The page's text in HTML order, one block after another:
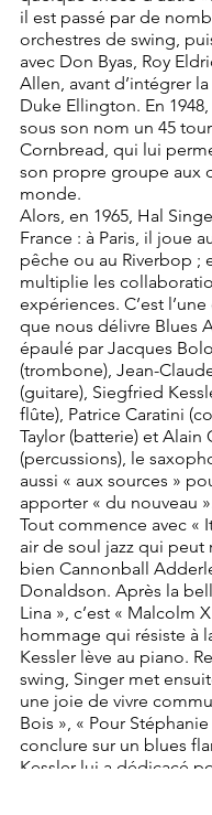
il est passé par de
orchestres de swing,
avec Don Byas, Roy
Allen, avant d’intégrer
Duke Ellington. En
sous son nom un 45
Cornbread, qui lui
son propre groupe aux
monde.
Alors, en 1965, Hal
France : à Paris, il joue
pêche ou au Riverbop ;
multiplie les
expériences. C’est
que nous délivre Blues
épaulé par Jacques
(trombone), Jean-
(guitare), Siegfried
flûte), Patrice Caratini
Taylor (batterie) et Alain
(percussions), le
aussi « aux sources »
apporter « du nouveau
Tout commence avec «
air de soul jazz qui peut
bien Cannonball
Donaldson. Après la
Lina », c’est « Malcolm
hommage qui résiste à
Kessler lève au piano.
swing, Singer met
une joie de vivre
Bois », « Pour
conclure sur un blues
Kessler lui a dédicacé